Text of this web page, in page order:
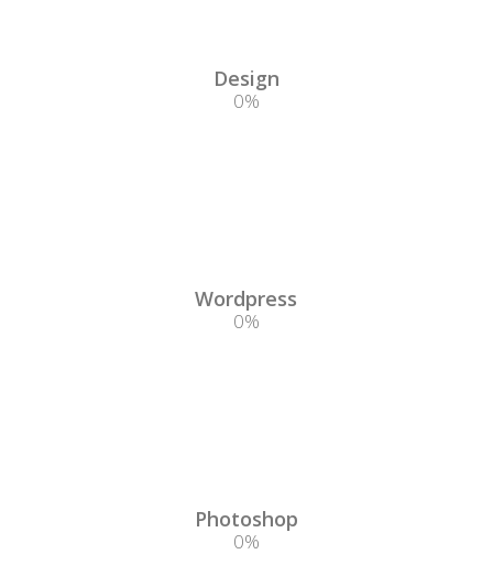
Design
0%
Wordpress
0%
Photoshop
0%